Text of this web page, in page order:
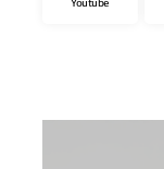
Youtube